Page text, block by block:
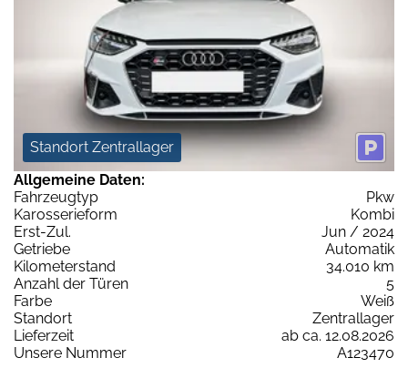
Standort Zentrallager
Allgemeine Daten:
Fahrzeugtyp
Pkw
Karosserieform
Kombi
Erst-Zul.
Jun / 2024
Getriebe
Automatik
Kilometerstand
34.010 km
Anzahl der Türen
5
Farbe
Weiß
Standort
Zentrallager
Lieferzeit
ab ca. 12.08.2026
Unsere Nummer
A123470